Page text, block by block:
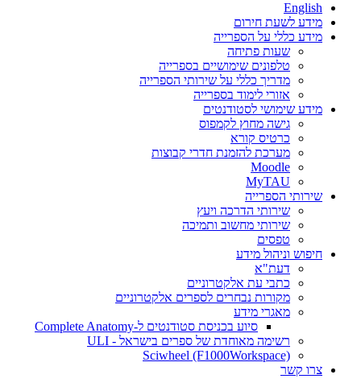
English
מידע לשעת חירום
מידע כללי על הספרייה
שעות פתיחה
טלפונים שימושיים בספרייה
מדריך כללי על שירותי הספרייה
אזורי לימוד בספרייה
מידע שימושי לסטודנטים
גישה מחוץ לקמפוס
כרטיס קורא
מערכת להזמנת חדרי קבוצות
Moodle
MyTAU
שירותי הספרייה
שירותי הדרכה ויעץ
שירותי מחשוב ותמיכה
טפסים
חיפוש וניהול מידע
דעת"א
כתבי עת אלקטרוניים
מקורות נבחרים לספרים אלקטרוניים
מאגרי מידע
סיוע בכניסת סטודנטים ל-Complete Anatomy
רשימה מאוחדת של ספרים בישראל - ULI
Sciwheel (F1000Workspace)
צרו קשר